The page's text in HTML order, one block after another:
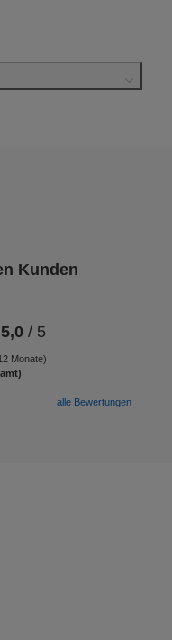
Kunden
5,0 / 5
Monate)
alle Bewertungen